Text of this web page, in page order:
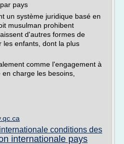
pays
un système juridique basé en
musulman prohibent
d'autres formes de
les enfants, dont la plus
comme l'engagement à
charge les besoins,
conditions des
internationale pays